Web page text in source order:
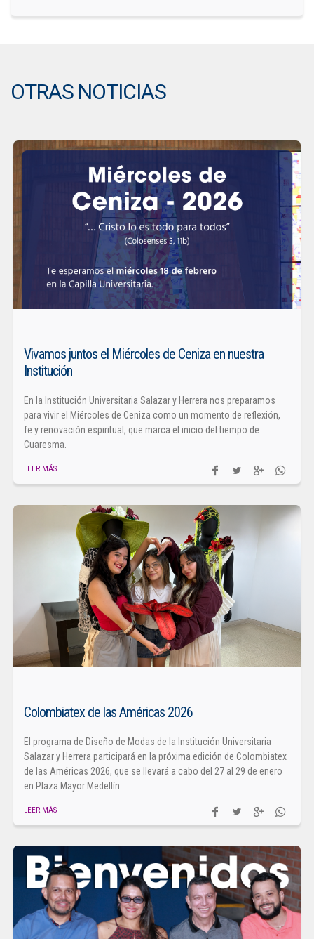
OTRAS NOTICIAS
Vivamos juntos el Miércoles de Ceniza en nuestra
Institución
En la Institución Universitaria Salazar y Herrera nos preparamos
para vivir el Miércoles de Ceniza como un momento de reflexión,
fe y renovación espiritual, que marca el inicio del tiempo de
Cuaresma.
LEER MÁS
Colombiatex de las Américas 2026
El programa de Diseño de Modas de la Institución Universitaria
Salazar y Herrera participará en la próxima edición de Colombiatex
de las Américas 2026, que se llevará a cabo del 27 al 29 de enero
en Plaza Mayor Medellín.
LEER MÁS